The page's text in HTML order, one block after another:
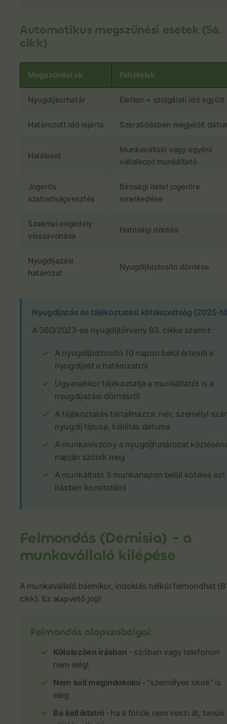
Automatikus megszűnési esetek (56.
cikk)
Megszűnési ok Feltételek
Nyugdíjkorhatár Életkor + szolgálati idő együtt
Határozott idő lejárta Szerződésben megjelölt
Haláleset
Munkavállaló vagy egyéni
vállalkozó munkáltató
Jogerős
szabadságvesztés
Bírósági ítélet jogerőre
emelkedése
Szakmai engedély
visszavonása
Hatósági döntés
Nyugdíjazási
határozat
Nyugdíjbiztosító döntése
Nyugdíjazás és tájékoztatási kötelezettség (2025-
A 360/2023-as nyugdíjtörvény 93. cikke szerint:
A nyugdíjbiztosító 10 napon belül értesíti a
nyugdíjast a határozatról
Ugyanakkor tájékoztatja a munkáltatót is a
nyugdíjazási döntésről
A tájékoztatás tartalmazza: név, személyi
nyugdíj típusa, kiállítás dátuma
A munkaviszony a nyugdíjhatározat
napján szűnik meg
A munkáltató 5 munkanapon belül köteles ezt
írásban konstatálni
Felmondás (Demisia) - a
munkavállaló kilépése
A munkavállaló bármikor, indoklás nélkül felmondhat
cikk). Ez alapvető jog!
Felmondás alapszabályai:
Kötelezően írásban - szóban vagy telefonon
nem elég!
Nem kell megindokolni - "személyes okok" is
elég
Be kell iktatni - ha a főnök nem veszi át, tanúk